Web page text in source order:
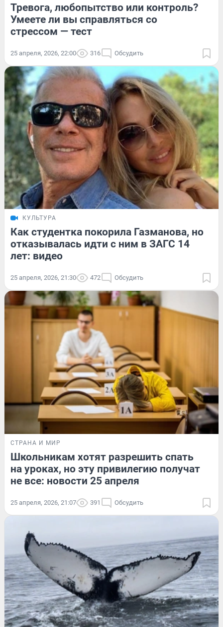
Тревога, любопытство или контроль?
Умеете ли вы справляться со
стрессом — тест
25 апреля, 2026, 22:00 316 Обсудить
КУЛЬТУРА
Как студентка покорила Газманова, но
отказывалась идти с ним в ЗАГС 14
лет: видео
25 апреля, 2026, 21:30 472 Обсудить
СТРАНА И МИР
Школьникам хотят разрешить спать
на уроках, но эту привилегию получат
не все: новости 25 апреля
25 апреля, 2026, 21:07 391 Обсудить